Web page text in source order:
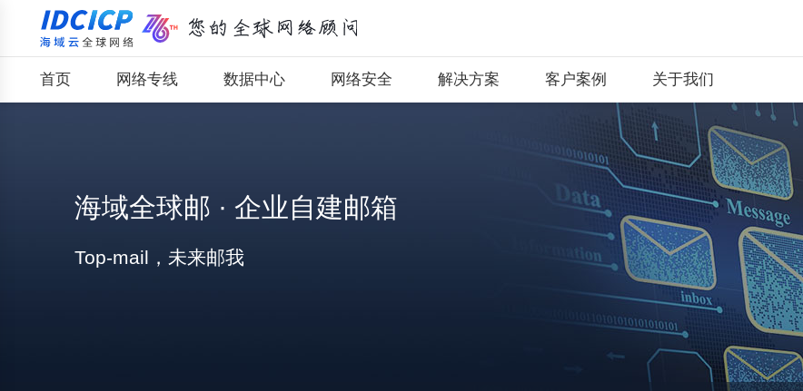
首页 网络专线 数据中心 网络安全 解决方案 客户案例 关于我们
海域全球邮 · 企业自建邮箱
Top-mail，未来邮我